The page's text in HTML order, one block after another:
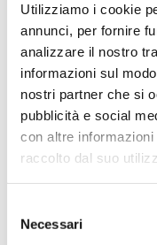
Utilizziamo i cookie
annunci, per fornire
analizzare il nostro
informazioni sul
nostri partner che si
pubblicità e social
con altre
raccolto dal suo
delNecessari
Aedes s.r.l.
Info legali
Aedes S.r.l.